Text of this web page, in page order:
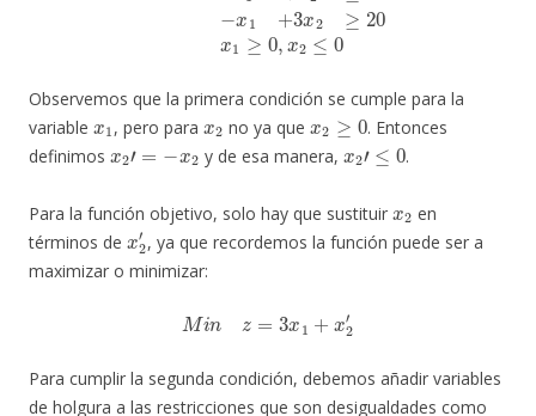
Observemos que la primera condición se cumple para la
variable
x1
, pero para
x2
no ya que
x2≥ 0
. Entonces
definimos
x 2′=− x2
y de esa manera,
x 2′ ≤0
.
Para la función objetivo, solo hay que sustituir
en
términos de
x2 ′
, ya que recordemos la función puede ser a
maximizar o minimizar:
M z= x1+ 2
Para cumplir la segunda condición, debemos añadir variables
de holgura a las restricciones que son desigualdades como